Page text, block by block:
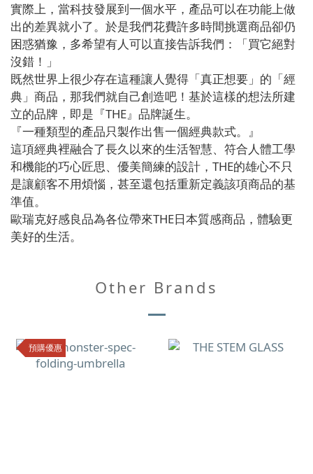
實際上，當科技發展到一個水平，產品可以在功能上做
出的差異就小了。於是我們花費許多時間挑選商品卻仍
困惑猶豫，多希望有人可以直接告訴我們：「買它絕對
沒錯！」
既然世界上很少存在這種讓人覺得「真正想要」的「經
典」商品，那我們就自己創造吧！基於這樣的想法所建
立的品牌，即是『THE』品牌誕生。
『一種類型的產品只製作出售一個經典款式。』
這項經典裡融合了長久以來的生活智慧、符合人體工學
和機能的巧心匠思、優美簡練的設計，THE的雄心不只
是讓顧客不用煩惱，甚至還包括重新定義該項商品的基
準值。
歐瑞克好感良品為各位帶來THE日本質感商品，體驗更
美好的生活。
Other Brands
預購優惠